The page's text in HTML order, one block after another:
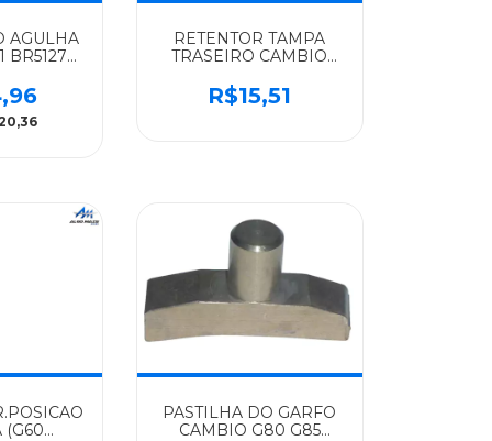
AGULHA
BR512731
OH1115L/L1620/1622/G80/G85
RETENTOR TAMPA
TRASEIRO CAMBIO
MERCEDES-BENZ
IMPORTADO 1620 -
R$15,51
(G60
PASTILHA DO GARFO
CAMBIO G80 G85